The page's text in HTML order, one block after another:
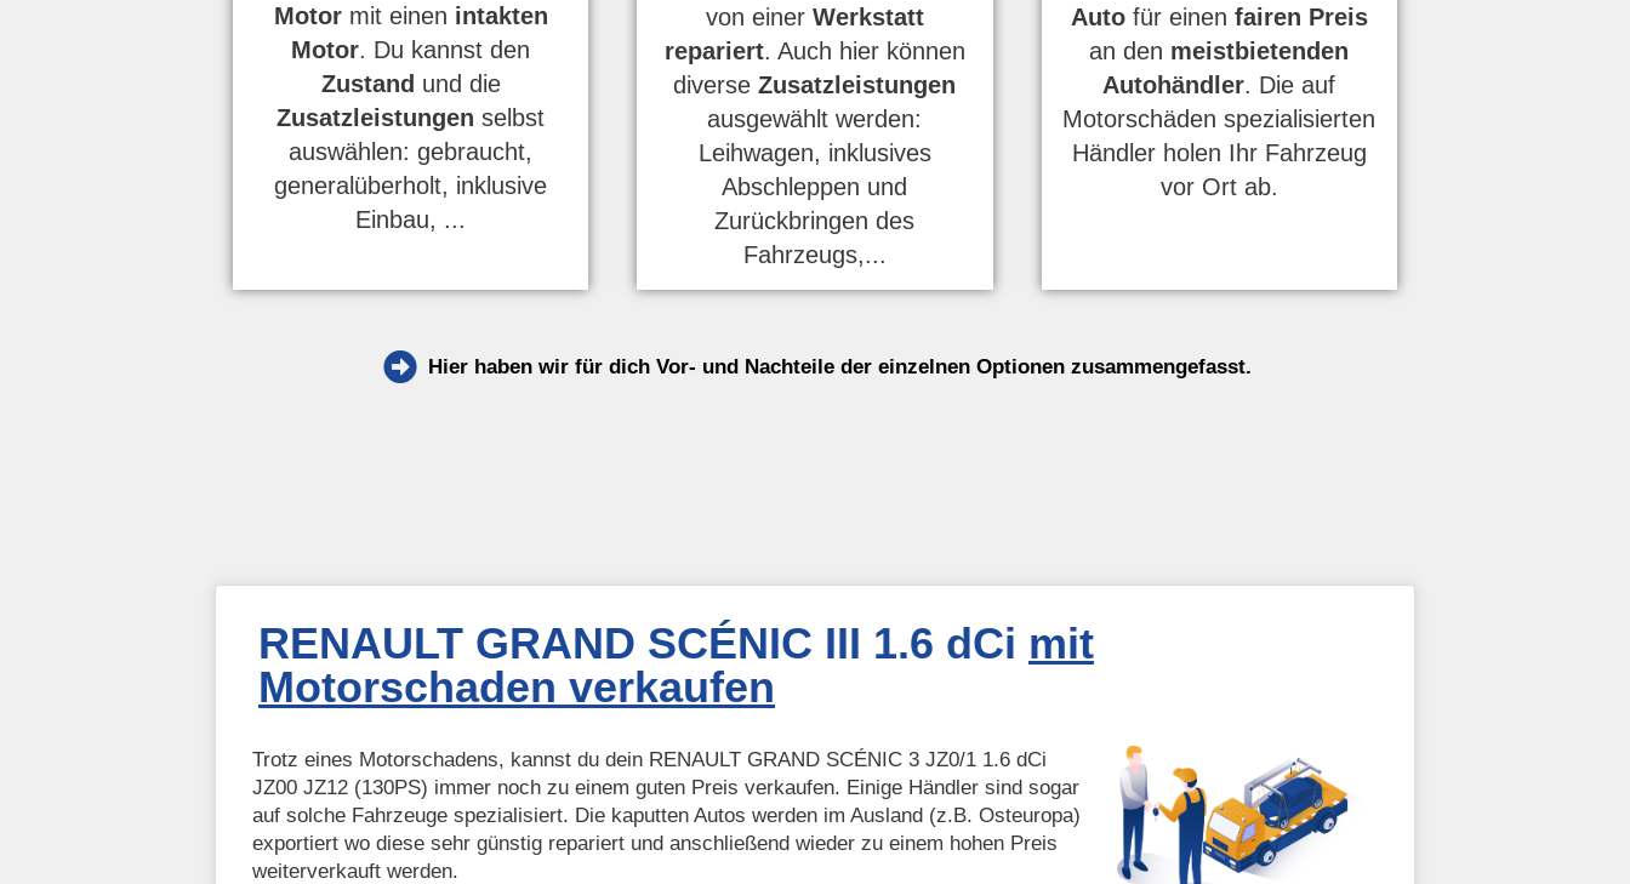
Motormit einen intakten
Motor. Du kannst den
Zustand und die
Zusatzleistungen selbst
auswählen: gebraucht,
generalüberholt, inklusive
Einbau, ...
von einer Werkstatt
repariert. Auch hier können
diverseZusatzleistungen
ausgewählt werden:
Leihwagen, inklusives
Abschleppen und
Zurückbringen des
Fahrzeugs,...
Autofür einen fairen Preis
an den meistbietenden
Autohändler. Die auf
Motorschäden spezialisierten
Händler holen Ihr Fahrzeug
vor Ort ab.
Hier haben wir für dich Vor- und Nachteile der einzelnen Optionen zusammengefasst.
RENAULT GRAND SCÉNIC III 1.6 dCi mit
Motorschaden verkaufen
Trotz eines Motorschadens, kannst du dein RENAULT GRAND SCÉNIC 3 JZ0/1 1.6 dCi
JZ00 JZ12 (130PS) immer noch zu einem guten Preis verkaufen. Einige Händler sind sogar
auf solche Fahrzeuge spezialisiert. Die kaputten Autos werden im Ausland (z.B. Osteuropa)
exportiert wo diese sehr günstig repariert und anschließend wieder zu einem hohen Preis
weiterverkauft werden.